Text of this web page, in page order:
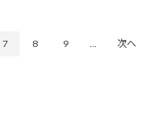
7 8 9 ... 次へ